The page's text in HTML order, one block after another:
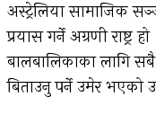
अस्ट्रेलिया सामाजिक
प्रयास गर्ने अग्रणी राष्ट्र
बालबालिकाका लागि
बिताउनु पर्ने उमेर भएको